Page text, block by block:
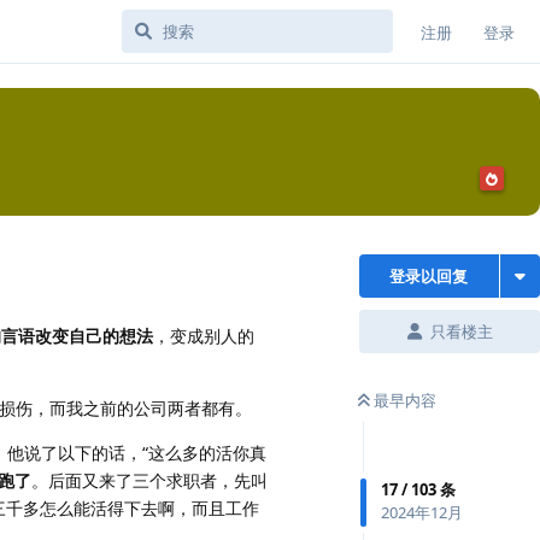
注册 登录
登录以回复
只看楼主
最早内容
17/103条
2024年12月
语改变自己的想法 ，变成别人的
，而我之前的公司两者都有。
说了以下的话，“这么多的活你真
了。后面又来了三个求职者，先叫
多怎么能活得下去啊，而且工作